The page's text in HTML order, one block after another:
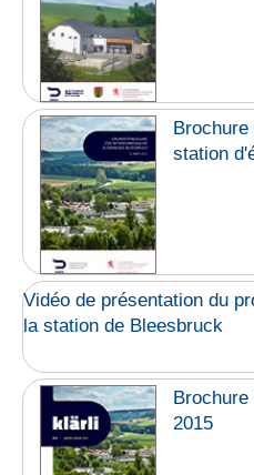
station
Vidéo de présentation du
la station de Bleesbruck
2015